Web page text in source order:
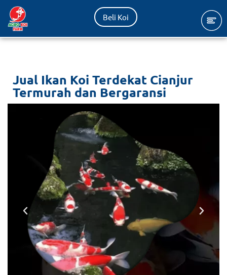
Lompat
ke
Beli Koi
Jual Ikan Koi Terdekat Cianjur
Termurah dan Bergaransi